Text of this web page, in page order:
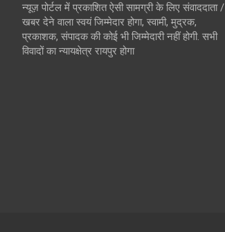
न्यूज़ पोर्टल में प्रकाशित ऐसी सामग्री के लिए संवाददाता /
खबर देने वाला स्वयं जिम्मेदार होगा, स्वामी, मुद्रक,
प्रकाशक, संपादक की कोई भी जिम्मेदारी नहीं होगी. सभी
विवादों का न्यायक्षेत्र रायपुर होगा